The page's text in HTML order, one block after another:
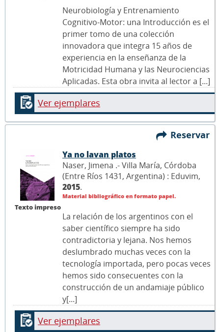
Neurobiología y Entrenamiento
Cognitivo-Motor: una Introducción es el
primer tomo de una colección
innovadora que integra 15 años de
experiencia en la enseñanza de la
Motricidad Humana y las Neurociencias
Aplicadas. Esta obra invita al lector a [...]
Ver ejemplares
Reservar
Texto impreso
Ya no lavan platos
Naser, Jimena .- Villa María, Córdoba
(Entre Ríos 1431, Argentina) : Eduvim,
2015.
Material bibliográfico en formato papel.
La relación de los argentinos con el
saber científico siempre ha sido
contradictoria y lejana. Nos hemos
deslumbrado muchas veces con la
tecnología importada, pero pocas veces
hemos sido consecuentes con la
construcción de un andamiaje público
y[...]
Ver ejemplares